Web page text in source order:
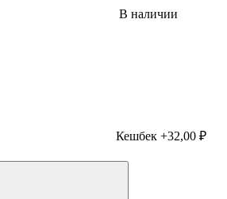
В наличии
Кешбек +32,00 ₽